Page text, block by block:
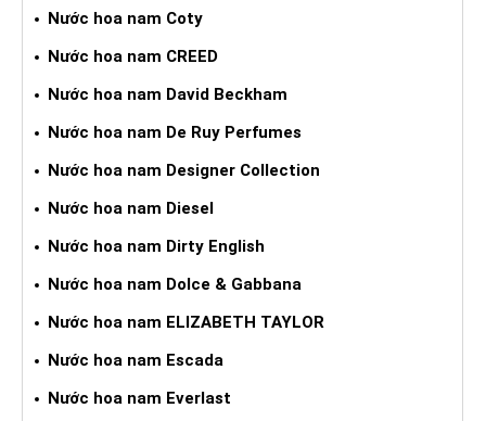
Nước hoa nam Coty
Nước hoa nam CREED
Nước hoa nam David Beckham
Nước hoa nam De Ruy Perfumes
Nước hoa nam Designer Collection
Nước hoa nam Diesel
Nước hoa nam Dirty English
Nước hoa nam Dolce & Gabbana
Nước hoa nam ELIZABETH TAYLOR
Nước hoa nam Escada
Nước hoa nam Everlast